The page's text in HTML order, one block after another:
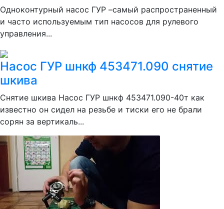
Одноконтурный насос ГУР –самый распространенный
и часто используемым тип насосов для рулевого
управления...
Насос ГУР шнкф 453471.090 снятие
шкива
Снятие шкива Насос ГУР шнкф 453471.090-40т как
известно он сидел на резьбе и тиски его не брали
сорян за вертикаль...